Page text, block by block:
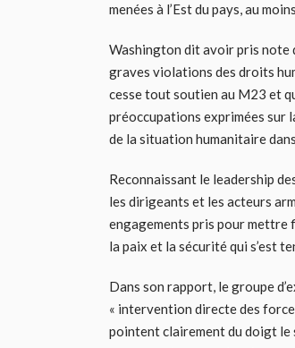
menées à l’Est du pays, au
Washington dit avoir pris note
graves violations des droits
cesse tout soutien au M23 et
préoccupations exprimées sur
de la situation humanitaire
Reconnaissant le leadership
les dirigeants et les acteurs
engagements pris pour mettre
la paix et la sécurité qui s’est
Dans son rapport, le groupe
« intervention directe des
pointent clairement du doigt le